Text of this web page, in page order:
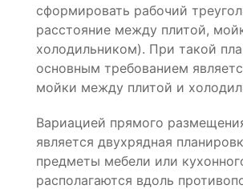
сформировать рабочий
расстояние между плитой,
холодильником). При такой
основным требованием
мойки между плитой и
Вариацией прямого
является двухрядная
предметы мебели или
располагаются вдоль